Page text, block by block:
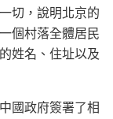
切，說明北京的
個村落全體居民
姓名、住址以及
國政府簽署了相